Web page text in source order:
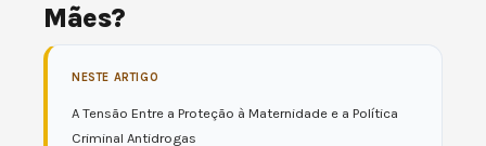
Mães?
NESTE ARTIGO
A Tensão Entre a Proteção à Maternidade e a Política
Criminal Antidrogas